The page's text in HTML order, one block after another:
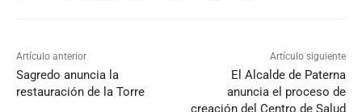
Artículo anterior
Sagredo anuncia la
restauración de la Torre
Artículo siguiente
El Alcalde de Paterna
anuncia el proceso de
creación del Centro de Salud